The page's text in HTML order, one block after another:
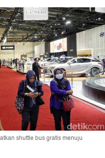
shuttle bus gratis menuju